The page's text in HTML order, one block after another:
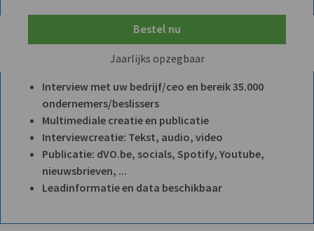
Bestel nu
Jaarlijks opzegbaar
Interview met uw bedrijf/ceo en bereik 35.000
ondernemers/beslissers
Multimediale creatie en publicatie
Interviewcreatie: Tekst, audio, video
Publicatie: dVO.be, socials, Spotify, Youtube,
nieuwsbrieven, ...
Leadinformatie en data beschikbaar